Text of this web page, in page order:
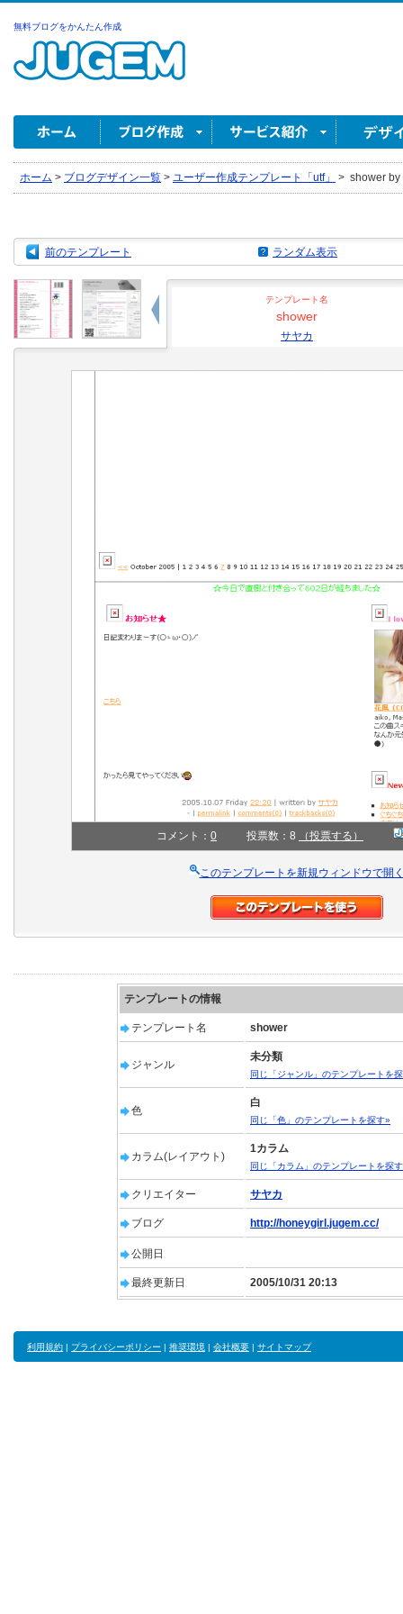
無料ブログをかんたん作成
ホーム > ブログデザイン一覧 > ユーザー作成テンプレート「utf」 > shower by
前のテンプレート ランダム表示
テンプレート名
shower
サヤカ
コメント： 0 投票数：8 （投票する）
このテンプレートを新規ウィンドウで開
テンプレートの情報
テンプレート名 shower
ジャンル
未分類
同じ「ジャンル」のテンプレートを
色
白
同じ「色」のテンプレートを探す»
カラム(レイアウト)
1カラム
同じ「カラム」のテンプレートを探
クリエイター サヤカ
ブログ http://honeygirl.jugem.cc/
公開日
最終更新日 2005/10/31 20:13
利用規約 | プライバシーポリシー | 推奨環境 | 会社概要 | サイトマップ